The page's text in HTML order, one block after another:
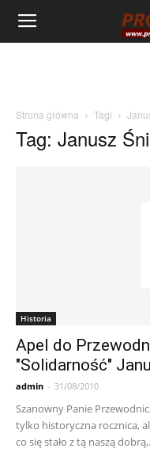
Strona główna Tagi
Tag: Janusz
Historia
Apel do
"Solidarność"
admin - 31/08/2010
Szanowny Panie
tylko historyczna rocznica,
co się stało z tą naszą